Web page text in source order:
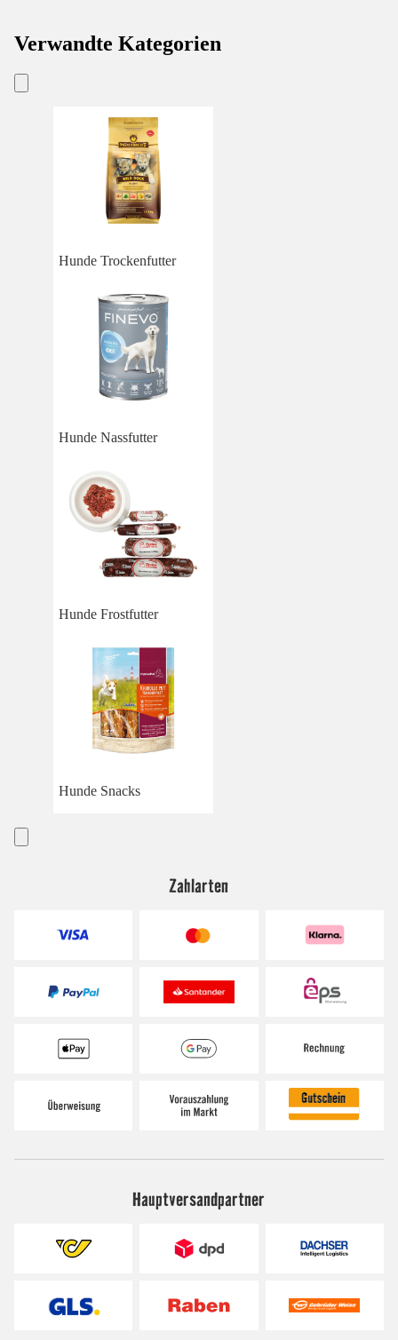
Verwandte Kategorien
Hunde Trockenfutter
Hunde Nassfutter
Hunde Frostfutter
Hunde Snacks
Zahlarten
Hauptversandpartner